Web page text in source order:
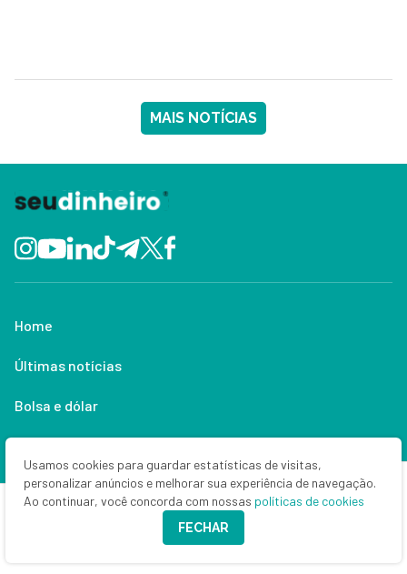
MAIS NOTÍCIAS
Home
Últimas notícias
Bolsa e dólar
Empresas
Usamos cookies para guardar estatísticas de visitas,
personalizar anúncios e melhorar sua experiência de navegação.
Ao continuar, você concorda com nossas políticas de cookies
FECHAR